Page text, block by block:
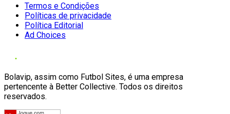
Termos e Condições
Políticas de privacidade
Política Editorial
Ad Choices
Bolavip, assim como Futbol Sites, é uma empresa
pertencente à Better Collective. Todos os direitos
reservados.